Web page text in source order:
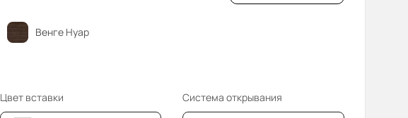
Венге Нуар
Цвет вставки Система открывания